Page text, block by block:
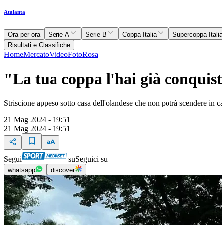
Atalanta
Ora per ora Serie A Serie B Coppa Italia Supercoppa
Risultati e Classifiche
HomeMercatoVideoFotoRosa
"La tua coppa l'hai già
Striscione appeso sotto casa dell'olandese che non potrà scendere
21 Mag 2024 - 19:51
21 Mag 2024 - 19:51
Segui suSeguici su
whatsapp discover